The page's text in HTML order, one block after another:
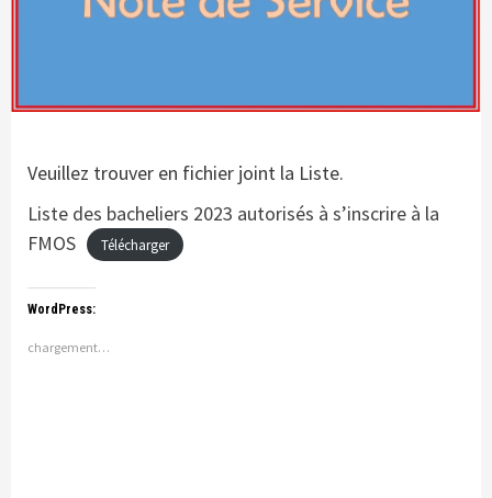
Veuillez trouver en fichier joint la Liste.
Liste des bacheliers 2023 autorisés à s’inscrire à la
FMOS
Télécharger
WordPress:
chargement…